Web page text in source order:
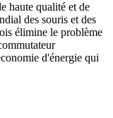
haute qualité et de
des souris et des
élimine le problème
d'énergie qui